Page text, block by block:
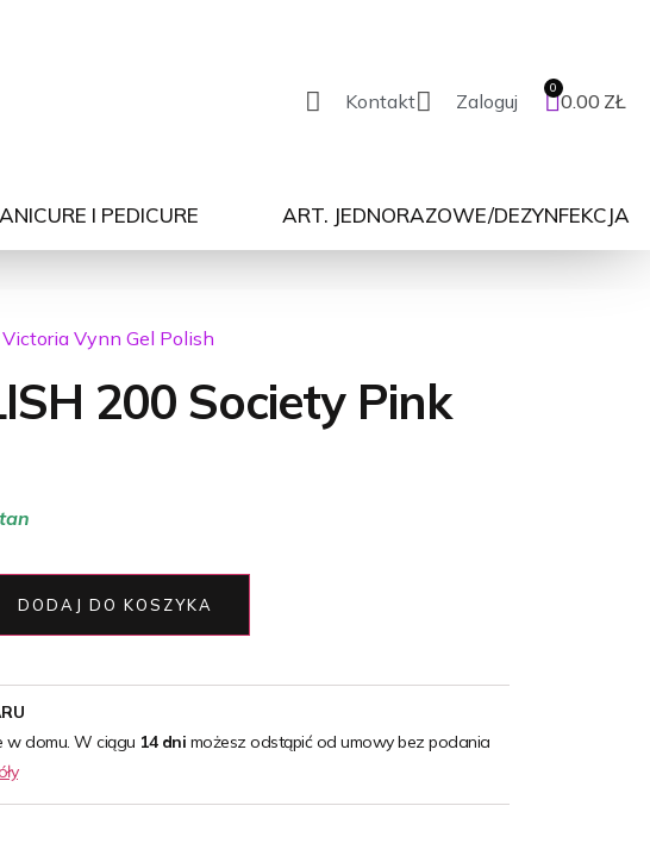
Kontakt Zaloguj 0.00 ZŁ
I PEDICURE ART. JEDNORAZOWE/DEZYNFEKCJA
Victoria Vynn Gel Polish
200 Society Pink
DODAJ DO KOSZYKA
w domu. W ciągu 14 dni możesz odstąpić od umowy bez podania